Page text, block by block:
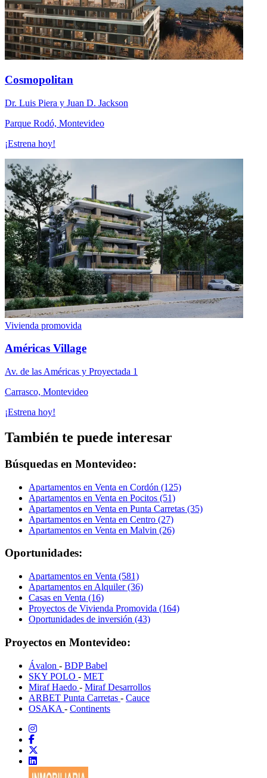
Cosmopolitan
Dr. Luis Piera y Juan D. Jackson
Parque Rodó, Montevideo
¡Estrena hoy!
Vivienda promovida
Américas Village
Av. de las Américas y Proyectada 1
Carrasco, Montevideo
¡Estrena hoy!
También te puede interesar
Búsquedas en Montevideo:
Apartamentos en Venta en Cordón (125)
Apartamentos en Venta en Pocitos (51)
Apartamentos en Venta en Punta Carretas (35)
Apartamentos en Venta en Centro (27)
Apartamentos en Venta en Malvin (26)
Oportunidades:
Apartamentos en Venta (581)
Apartamentos en Alquiler (36)
Casas en Venta (16)
Proyectos de Vivienda Promovida (164)
Oportunidades de inversión (43)
Proyectos en Montevideo:
Ávalon - BDP Babel
SKY POLO - MET
Miraf Haedo - Miraf Desarrollos
ARBET Punta Carretas - Cauce
OSAKA - Continents